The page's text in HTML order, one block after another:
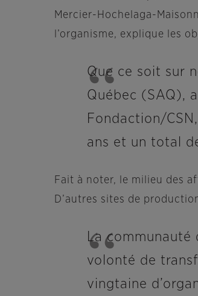
Mercier-Hochelaga-
l’organisme, explique les
Que ce soit sur
Québec (SAQ),
Fondaction/
ans et un total
Fait à noter, le milieu des
D’autres sites de
La
volonté de
vingtaine